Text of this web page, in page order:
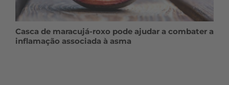
Casca de maracujá-roxo pode ajudar a combater a
inflamação associada à asma